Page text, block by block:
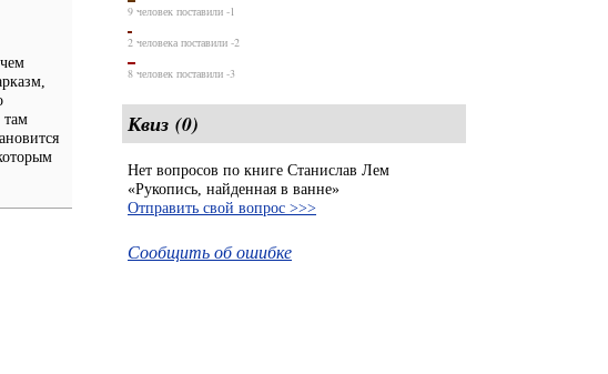
там
9 человек поставили -1
2 человека поставили -2
8 человек поставили -3
Квиз (0)
Нет вопросов по книге Станислав Лем
«Рукопись, найденная в ванне»
Отправить свой вопрос >>>
Сообщить об ошибке